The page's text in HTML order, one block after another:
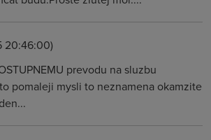
20:46:00)
prevodu na sluzbu
pomaleji mysli to neznamena okamzite